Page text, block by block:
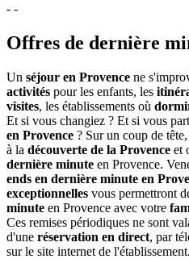
- -
Offres de dernière
Un séjour en Provence ne
activités pour les enfants, les
visites, les établissements où
Et si vous changiez ? Et si vous
en Provence ? Sur un coup de
à la découverte de la Provence et
dernière minute en Provence.
ends en dernière minute en
exceptionnelles vous permettront
minute en Provence avec votre
Ces remises périodiques ne sont
d'une réservation en direct, par
sur le site internet de l'établissement.